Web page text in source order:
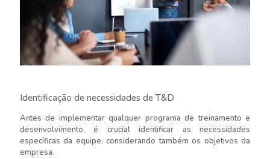
Identificação de necessidades de T&D
Antes de implementar qualquer programa de treinamento e
desenvolvimento, é crucial identificar as necessidades
específicas da equipe, considerando também os objetivos da
empresa.